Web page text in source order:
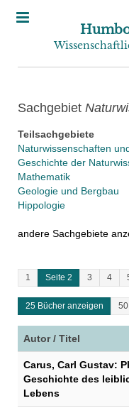
Sachgebiet
Teilsachgebiete
Naturwissenschaften
Geschichte der
Mathematik
Geologie und Bergbau
Hippologie
andere Sachgebiete
1 Seite 2 3 4
25 Bücher anzeigen 50
Autor / Titel
Carus, Carl Gustav:
Geschichte des
Lebens